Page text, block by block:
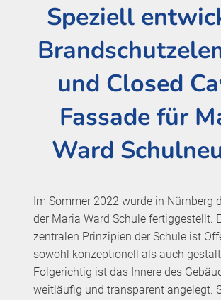
Speziell
und Closed
Fassade für
Ward
Im Sommer 2022 wurde in Nürnberg
der Maria Ward Schule fertiggestellt.
zentralen Prinzipien der Schule ist
sowohl konzeptionell als auch
Folgerichtig ist das Innere des
weitläufig und transparent angelegt.